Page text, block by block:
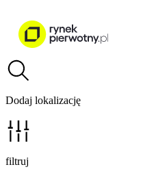
Dodaj lokalizację
filtruj